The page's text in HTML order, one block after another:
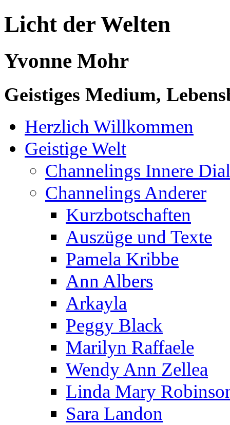
Licht der Welten
Yvonne Mohr
Geistiges Medium,
Herzlich Willkommen
Geistige Welt
Channelings Innere
Channelings Anderer
Kurzbotschaften
Auszüge und Texte
Pamela Kribbe
Ann Albers
Arkayla
Peggy Black
Marilyn Raffaele
Wendy Ann Zellea
Linda Mary
Sara Landon